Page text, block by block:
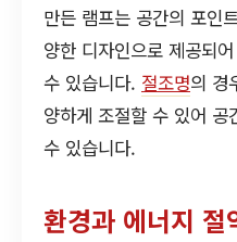
만든 램프는 공간의 포인
양한 디자인으로 제공되
수 있습니다. 절조명의 경
양하게 조절할 수 있어 공
수 있습니다.
환경과 에너지 절